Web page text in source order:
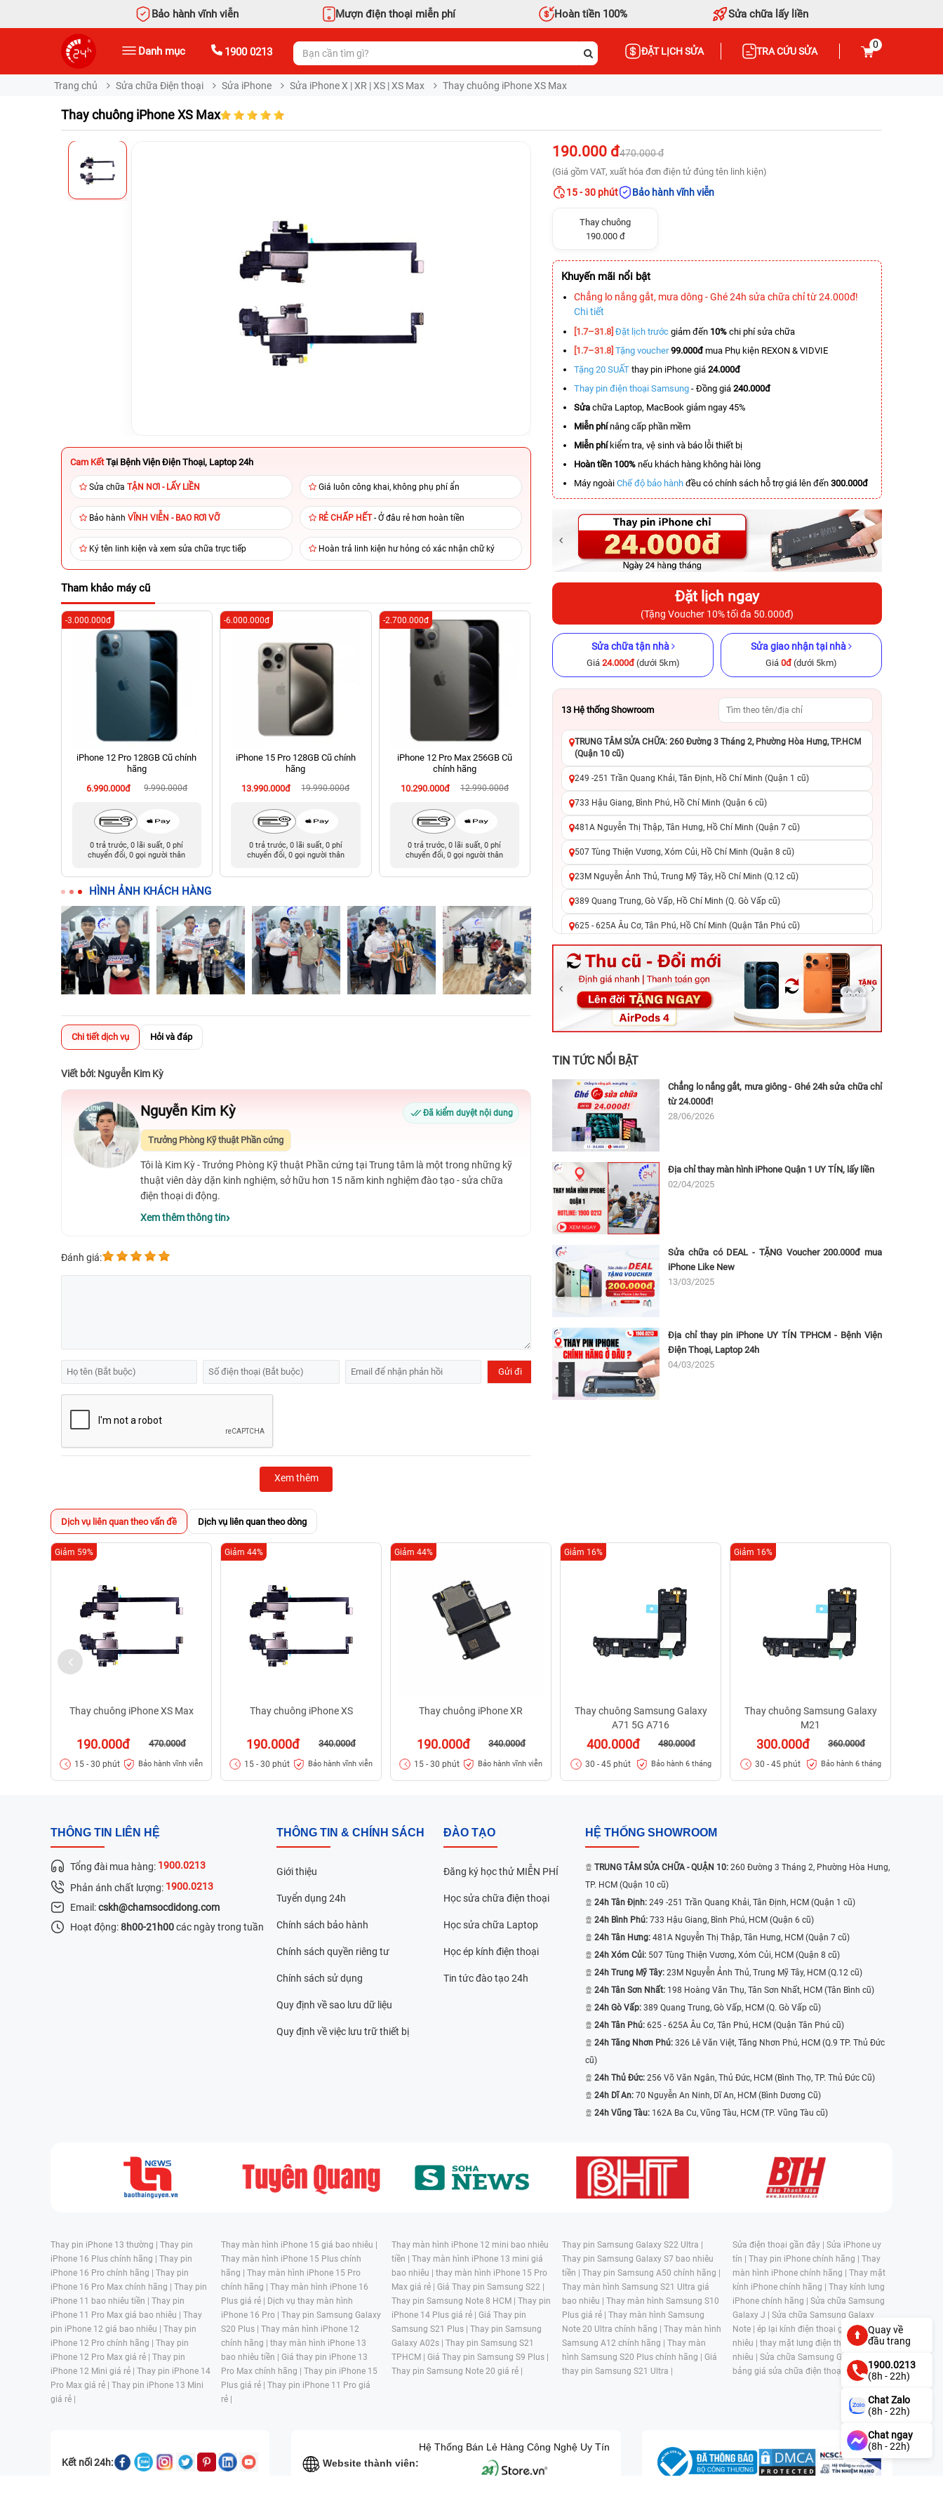
Bảo hành vĩnh viễn Mượn điện thoại miễn phí Hoàn tiền 100% Sửa chữa lấy liền
Danh mục 1900 0213 ĐẶT LỊCH SỬA TRA CỨU SỬA
0
Trang chủ Sửa chữa Điện thoại Sửa iPhone Sửa iPhone X | XR | XS | XS Max Thay chuông iPhone XS Max
Thay chuông iPhone XS Max
Cam Kết Tại Bệnh Viện Điện Thoại, Laptop 24h
Sửa chữa TẬN NƠI - LẤY LIỀN Giá luôn công khai, không phụ phí ẩn
Bảo hành VĨNH VIỄN - BAO RƠI VỠ RẺ CHẤP HẾT- Ở đâu rẻ hơn hoàn tiền
Ký tên linh kiện và xem sửa chữa trực tiếp Hoàn trả linh kiện hư hỏng có xác nhận chữ ký
Tham khảo máy cũ
iPhone 12 Pro 128GB Cũ chính
hãng
6.990.000đ
9.990.000đ
-3.000.000đ
0 trả trước, 0 lãi suất, 0 phí
chuyển đổi, 0 gọi người thân
iPhone 15 Pro 128GB Cũ chính
hãng
13.990.000đ
19.990.000đ
-6.000.000đ
0 trả trước, 0 lãi suất, 0 phí
chuyển đổi, 0 gọi người thân
iPhone 12 Pro Max 256GB Cũ
chính hãng
10.290.000đ
12.990.000đ
-2.700.000đ
0 trả trước, 0 lãi suất, 0 phí
chuyển đổi, 0 gọi người thân
iPhone 15 Pro 256GB Cũ chính
hãng
15.490.000đ
20.900.000đ
-5.410.000đ
chuyển đổi, 0 gọi người thân
hãng
8.490.000đ
13.990.000đ
-5.500.000đ
chuyển đổi, 0 gọi người thân
-4.000.000đ
HÌNH ẢNH KHÁCH HÀNG
Chi tiết dịch vụ Hỏi và đáp
Viết bởi: Nguyễn Kim Kỳ
Nguyễn Kim Kỳ Đã kiểm duyệt nội dung
Trưởng Phòng Kỹ thuật Phần cứng
Tôi là Kim Kỳ - Trưởng Phòng Kỹ thuật Phần cứng tại Trung tâm là một trong những kỹ
thuật viên dày dặn kinh nghiệm, sở hữu hơn 15 năm kinh nghiệm đào tạo - sửa chữa
điện thoại di động.
Xem thêm thông tin
Đánh giá:
Xem thêm
190.000 đ470.000 đ
(Giá gồm VAT, xuất hóa đơn điện tử đúng tên linh kiện)
15 - 30 phút Bảo hành vĩnh viễn
Thay chuông
190.000 đ
Khuyến mãi nổi bật
Chẳng lo nắng gắt, mưa dông - Ghé 24h sửa chữa chỉ từ 24.000đ!
Chi tiết
[1.7–31.8] Đặt lịch trước giảm đến 10% chi phí sửa chữa
[1.7–31.8] Tặng voucher 99.000đmua Phụ kiện REXON & VIDVIE
Tặng 20 SUẤT thay pin iPhone giá 24.000đ
Thay pin điện thoại Samsung - Đồng giá 240.000đ
Sửa chữa Laptop, MacBook giảm ngay 45%
Miễn phínâng cấp phần mềm
Miễn phíkiểm tra, vệ sinh và báo lỗi thiết bị
Hoàn tiền 100% nếu khách hàng không hài lòng
Máy ngoài Chế độ bảo hành đều có chính sách hỗ trợ giá lên đến 300.000đ
Đặt lịch ngay
(Tặng Voucher 10% tối đa 50.000đ)
Sửa chữa tận nhà
Giá 24.000đ(dưới 5km)
Sửa giao nhận tại nhà
Giá 0đ(dưới 5km)
13 Hệ thống Showroom
TRUNG TÂM SỬA CHỮA: 260 Đường 3 Tháng 2, Phường Hòa Hưng, TP.HCM
(Quận 10 cũ)
249 -251 Trần Quang Khải, Tân Định, Hồ Chí Minh (Quận 1 cũ)
733 Hậu Giang, Bình Phú, Hồ Chí Minh (Quận 6 cũ)
481A Nguyễn Thị Thập, Tân Hưng, Hồ Chí Minh (Quận 7 cũ)
507 Tùng Thiện Vương, Xóm Củi, Hồ Chí Minh (Quận 8 cũ)
23M Nguyễn Ảnh Thủ, Trung Mỹ Tây, Hồ Chí Minh (Q.12 cũ)
389 Quang Trung, Gò Vấp, Hồ Chí Minh (Q. Gò Vấp cũ)
625 - 625A Âu Cơ, Tân Phú, Hồ Chí Minh (Quận Tân Phú cũ)
326 Lê Văn Việt, Tăng Nhơn Phú, Hồ Chí Minh (Q.9 TP. Thủ Đức cũ)
256 Võ Văn Ngân, Thủ Đức, Hồ Chí Minh (Bình Thọ, TP. Thủ Đức Cũ)
70 Nguyễn An Ninh, Dĩ An, Hồ Chí Minh (Bình Dương Cũ)
24h Vũng Tàu: 162A Ba Cu, Vũng Tàu, Hồ Chí Minh (TP. Vũng Tàu cũ)
TIN TỨC NỔI BẬT
Chẳng lo nắng gắt, mưa giông - Ghé 24h sửa chữa chỉ
từ 24.000đ!
28/06/2026
Địa chỉ thay màn hình iPhone Quận 1 UY TÍN, lấy liền
02/04/2025
Sửa chữa có DEAL - TẶNG Voucher 200.000đ mua
iPhone Like New
13/03/2025
Địa chỉ thay pin iPhone UY TÍN TPHCM - Bệnh Viện
Điện Thoại, Laptop 24h
04/03/2025
Dịch vụ liên quan theo vấn đề Dịch vụ liên quan theo dòng
Thay chuông iPhone XS Max
190.000đ 470.000đ
Giảm 59%
15 - 30 phút Bảo hành vĩnh viễn
Thay chuông iPhone XS
190.000đ 340.000đ
Giảm 44%
15 - 30 phút Bảo hành vĩnh viễn
Thay chuông iPhone XR
190.000đ 340.000đ
Giảm 44%
15 - 30 phút Bảo hành vĩnh viễn
Thay chuông Samsung Galaxy
A71 5G A716
400.000đ 480.000đ
Giảm 16%
30 - 45 phút Bảo hành 6 tháng
Thay chuông Samsung Galaxy
M21
300.000đ 360.000đ
Giảm 16%
30 - 45 phút Bảo hành 6 tháng
THÔNG TIN LIÊN HỆ
Tổng đài mua hàng: 1900.0213
Phản ánh chất lượng: 1900.0213
Email:cskh@chamsocdidong.com
Hoạt động:8h00-21h00các ngày trong tuần
THÔNG TIN & CHÍNH SÁCH
Giới thiệu
Tuyển dụng 24h
Chính sách bảo hành
Chính sách quyền riêng tư
Chính sách sử dụng
Quy định về sao lưu dữ liệu
Quy định về việc lưu trữ thiết bị
ĐÀO TẠO
Đăng ký học thử MIỄN PHÍ
Học sửa chữa điện thoại
Học sửa chữa Laptop
Học ép kính điện thoại
Tin tức đào tạo 24h
HỆ THỐNG SHOWROOM
TRUNG TÂM SỬA CHỮA - QUẬN 10: 260 Đường 3 Tháng 2, Phường Hòa Hưng,
TP. HCM (Quận 10 cũ)
24h Tân Định: 249 -251 Trần Quang Khải, Tân Định, HCM (Quận 1 cũ)
24h Bình Phú: 733 Hậu Giang, Bình Phú, HCM (Quận 6 cũ)
24h Tân Hưng: 481A Nguyễn Thị Thập, Tân Hưng, HCM (Quận 7 cũ)
24h Xóm Củi: 507 Tùng Thiện Vương, Xóm Củi, HCM (Quận 8 cũ)
24h Trung Mỹ Tây: 23M Nguyễn Ảnh Thủ, Trung Mỹ Tây, HCM (Q.12 cũ)
24h Tân Sơn Nhất: 198 Hoàng Văn Thụ, Tân Sơn Nhất, HCM (Tân Bình cũ)
24h Gò Vấp: 389 Quang Trung, Gò Vấp, HCM (Q. Gò Vấp cũ)
24h Tân Phú: 625 - 625A Âu Cơ, Tân Phú, HCM (Quận Tân Phú cũ)
24h Tăng Nhơn Phú: 326 Lê Văn Việt, Tăng Nhơn Phú, HCM (Q.9 TP. Thủ Đức
cũ)
24h Thủ Đức: 256 Võ Văn Ngân, Thủ Đức, HCM (Bình Thọ, TP. Thủ Đức Cũ)
24h Dĩ An: 70 Nguyễn An Ninh, Dĩ An, HCM (Bình Dương Cũ)
24h Vũng Tàu: 162A Ba Cu, Vũng Tàu, HCM (TP. Vũng Tàu cũ)
Thay pin iPhone 13 thường | Thay pin
iPhone 16 Plus chính hãng | Thay pin
iPhone 16 Pro chính hãng | Thay pin
iPhone 16 Pro Max chính hãng | Thay pin
iPhone 11 bao nhiêu tiền | Thay pin
iPhone 11 Pro Max giá bao nhiêu | Thay
pin iPhone 12 giá bao nhiêu | Thay pin
iPhone 12 Pro chính hãng | Thay pin
iPhone 12 Pro Max giá rẻ | Thay pin
iPhone 12 Mini giá rẻ | Thay pin iPhone 14
Pro Max giá rẻ | Thay pin iPhone 13 Mini
giá rẻ |
Thay màn hình iPhone 15 giá bao nhiêu |
Thay màn hình iPhone 15 Plus chính
hãng | Thay màn hình iPhone 15 Pro
chính hãng | Thay màn hình iPhone 16
Plus giá rẻ | Dịch vụ thay màn hình
iPhone 16 Pro | Thay pin Samsung Galaxy
S20 Plus | Thay màn hình iPhone 12
chính hãng | thay màn hình iPhone 13
bao nhiêu tiền | Giá thay pin iPhone 13
Pro Max chính hãng | Thay pin iPhone 15
Plus giá rẻ | Thay pin iPhone 11 Pro giá
rẻ |
Thay màn hình iPhone 12 mini bao nhiêu
tiền | Thay màn hình iPhone 13 mini giá
bao nhiêu | thay màn hình iPhone 15 Pro
Max giá rẻ | Giá Thay pin Samsung S22 |
Thay pin Samsung Note 8 HCM | Thay pin
iPhone 14 Plus giá rẻ | Giá Thay pin
Samsung S21 Plus | Thay pin Samsung
Galaxy A02s | Thay pin Samsung S21
TPHCM | Giá Thay pin Samsung S9 Plus |
Thay pin Samsung Note 20 giá rẻ |
Thay pin Samsung Galaxy S22 Ultra |
Thay pin Samsung Galaxy S7 bao nhiêu
tiền | Thay pin Samsung A50 chính hãng |
Thay màn hình Samsung S21 Ultra giá
bao nhiêu | Thay màn hình Samsung S10
Plus giá rẻ | Thay màn hình Samsung
Note 20 Ultra chính hãng | Thay màn hình
Samsung A12 chính hãng | Thay màn
hình Samsung S20 Plus chính hãng | Giá
thay pin Samsung S21 Ultra |
Sửa điện thoại gần đây | Sửa iPhone uy
tín | Thay pin iPhone chính hãng | Thay
màn hình iPhone chính hãng | Thay mặt
kính iPhone chính hãng | Thay kính lưng
iPhone chính hãng | Sửa chữa Samsung
Galaxy J | Sửa chữa Samsung Galaxy
Note | ép lại kính điện thoại giá bao
nhiêu | thay mặt lưng điện thoại giá bao
nhiêu | Sửa chữa Samsung Galaxy S |
bảng giá sửa chữa điện thoại samsung |
Kết nối 24h: Website thành viên:
Hệ Thống Bán Lẻ Hàng Công Nghệ Uy Tín
Quay về
đầu trang
1900.0213
(8h - 22h)
Chat Zalo
(8h - 22h)
Chat ngay
(8h - 22h)